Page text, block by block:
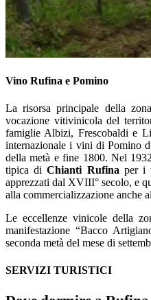
Vino Rufina e Pomino
La risorsa principale della
vocazione vitivinicola del
famiglie Albizi, Frescobaldi e
internazionale i vini di Pomino
della metà e fine 1800. Nel
tipica diChianti Rufina per i
apprezzati dal XVIII° secolo, e
alla commercializzazione anche
Le eccellenze vinicole della
manifestazione “Bacco
seconda metà del mese di
SERVIZI TURISTICI